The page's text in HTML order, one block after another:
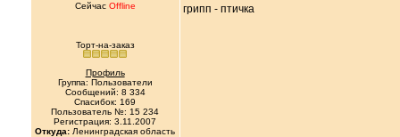
Сейчас Offline
Торт-на-заказ
Профиль
Группа: Пользователи
Сообщений: 8 334
Спасибок: 169
Пользователь №: 15 234
Регистрация: 3.11.2007
Откуда: Ленинградская область
грипп - птичка